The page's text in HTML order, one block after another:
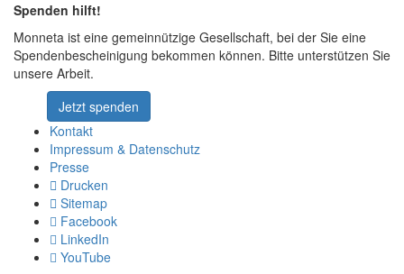
Spenden hilft!
Monneta ist eine gemeinnützige Gesellschaft, bei der Sie eine
Spendenbescheinigung bekommen können. Bitte unterstützen Sie
unsere Arbeit.
Jetzt spenden
Kontakt
Impressum & Datenschutz
Presse
Drucken
Sitemap
Facebook
LinkedIn
YouTube